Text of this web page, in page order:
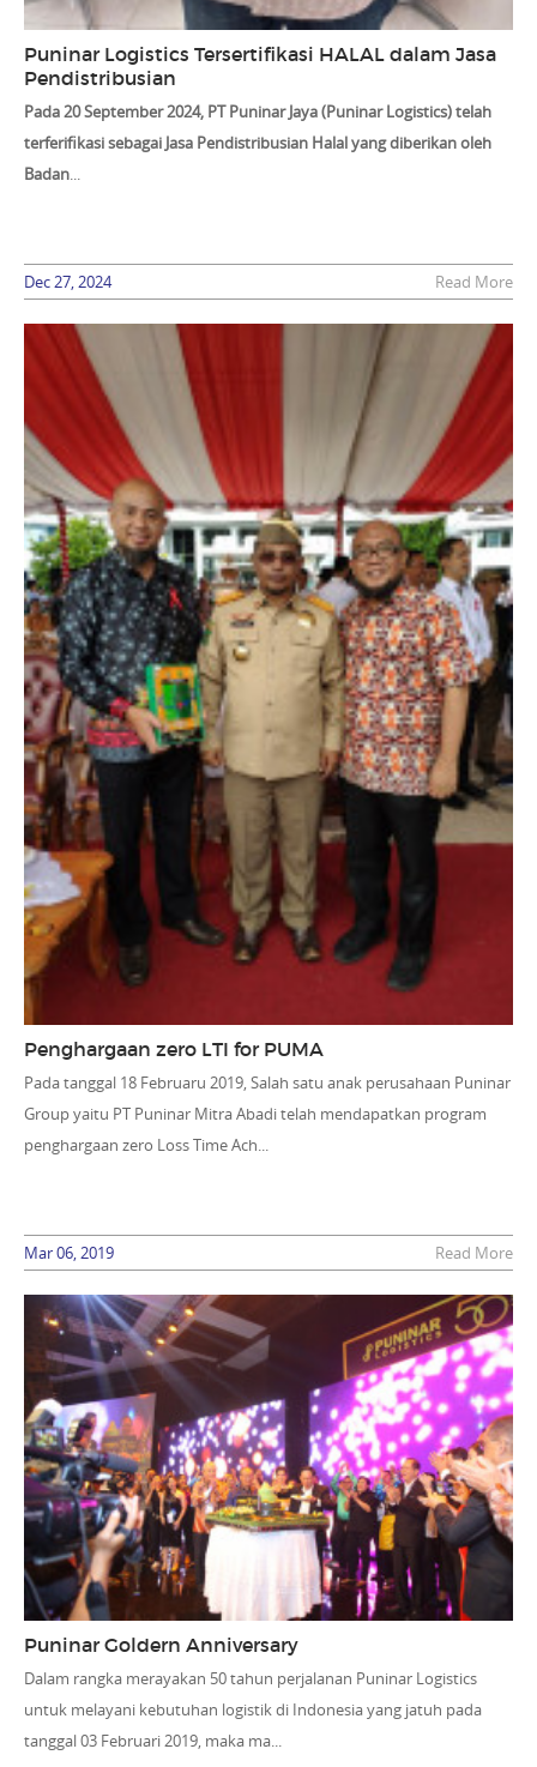
Puninar Logistics Tersertifikasi HALAL dalam Jasa
Pendistribusian
Pada 20 September 2024, PT Puninar Jaya (Puninar Logistics) telah
terferifikasi sebagai Jasa Pendistribusian Halalyang diberikan oleh
Badan...
Dec 27, 2024 Read More
Penghargaan zero LTI for PUMA
Pada tanggal 18 Februaru 2019, Salah satu anak perusahaan Puninar
Group yaitu PT Puninar Mitra Abadi telah mendapatkan program
penghargaan zero Loss Time Ach...
Mar 06, 2019 Read More
Puninar Goldern Anniversary
Dalam rangka merayakan 50 tahun perjalanan Puninar Logistics
untuk melayani kebutuhan logistik di Indonesia yang jatuh pada
tanggal 03 Februari 2019, maka ma...